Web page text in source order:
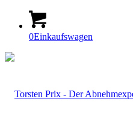
0Einkaufswagen